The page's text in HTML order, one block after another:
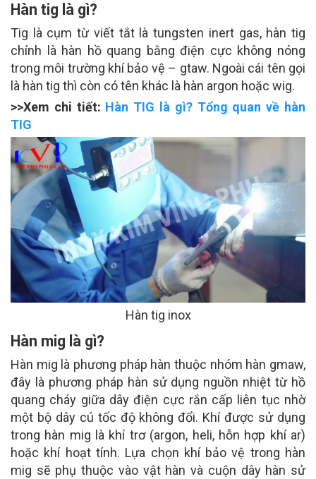
Hàn tig là gì?
Tig là cụm từ viết tắt là tungsten inert gas, hàn tig
chính là hàn hồ quang bằng điện cực không nóng
trong môi trường khí bảo vệ – gtaw. Ngoài cái tên gọi
là hàn tig thì còn có tên khác là hàn argon hoặc wig.
>>Xem chi tiết: Hàn TIG là gì? Tổng quan về hàn
TIG
Hàn tig inox
Hàn mig là gì?
Hàn mig là phương pháp hàn thuộc nhóm hàn gmaw,
đây là phương pháp hàn sử dụng nguồn nhiệt từ hồ
quang cháy giữa dây điện cực rắn cấp liên tục nhờ
một bộ dây cú tốc độ không đổi. Khí được sử dụng
trong hàn mig là khí trơ (argon, heli, hỗn hợp khí ar)
hoặc khí hoạt tính. Lựa chọn khí bảo vệ trong hàn
mig sẽ phụ thuộc vào vật hàn và cuộn dây hàn sử